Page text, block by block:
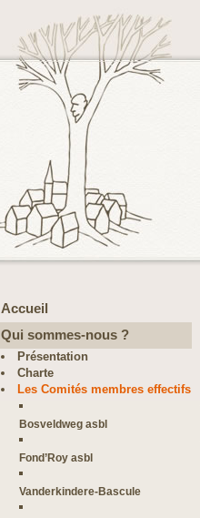
Accueil
Qui sommes-nous ?
Présentation
Charte
Les Comités membres effectifs
Bosveldweg asbl
Fond’Roy asbl
Vanderkindere-Bascule